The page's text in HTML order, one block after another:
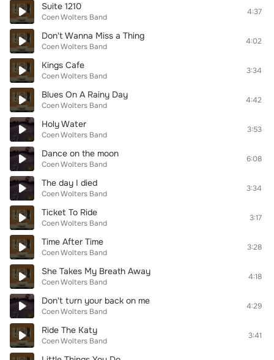
Suite 1210
Coen Wolters Band
4:37
Don't Wanna Miss a Thing
Coen Wolters Band
4:02
Kings Cafe
Coen Wolters Band
3:34
Blues On A Rainy Day
Coen Wolters Band
4:42
Holy Water
Coen Wolters Band
3:53
Dance on the moon
Coen Wolters Band
6:08
The day I died
Coen Wolters Band
3:34
Ticket To Ride
Coen Wolters Band
3:17
Time After Time
Coen Wolters Band
3:28
She Takes My Breath Away
Coen Wolters Band
4:18
Don't turn your back on me
Coen Wolters Band
4:29
Ride The Katy
Coen Wolters Band
3:41